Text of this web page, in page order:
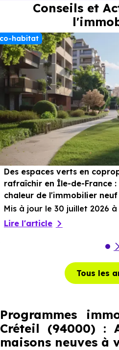
Conseils et
habitat
Des espaces verts en
rafraîchir en Île-de-France
chaleur de l'immobilier neuf
Mis à jour le 30 juillet 2026 à
Lire l'article
Tous les
Programmes
Créteil (94000) :
maisons neuves à